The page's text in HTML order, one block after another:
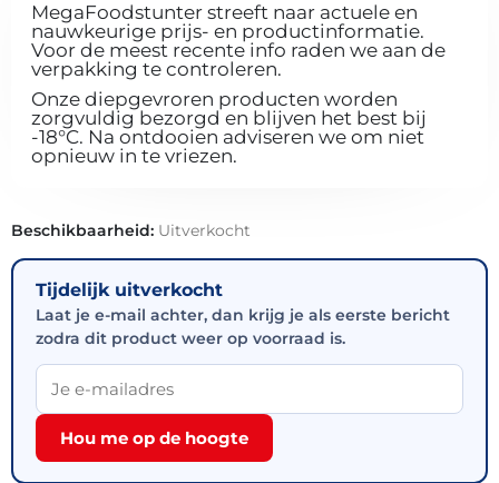
MegaFoodstunter streeft naar actuele en
nauwkeurige prijs- en productinformatie.
Voor de meest recente info raden we aan de
verpakking te controleren.
Onze diepgevroren producten worden
zorgvuldig bezorgd en blijven het best bij
-18°C. Na ontdooien adviseren we om niet
opnieuw in te vriezen.
Beschikbaarheid: Uitverkocht
Tijdelijk uitverkocht
Laat je e-mail achter, dan krijg je als eerste bericht
zodra dit product weer op voorraad is.
Hou me op de hoogte